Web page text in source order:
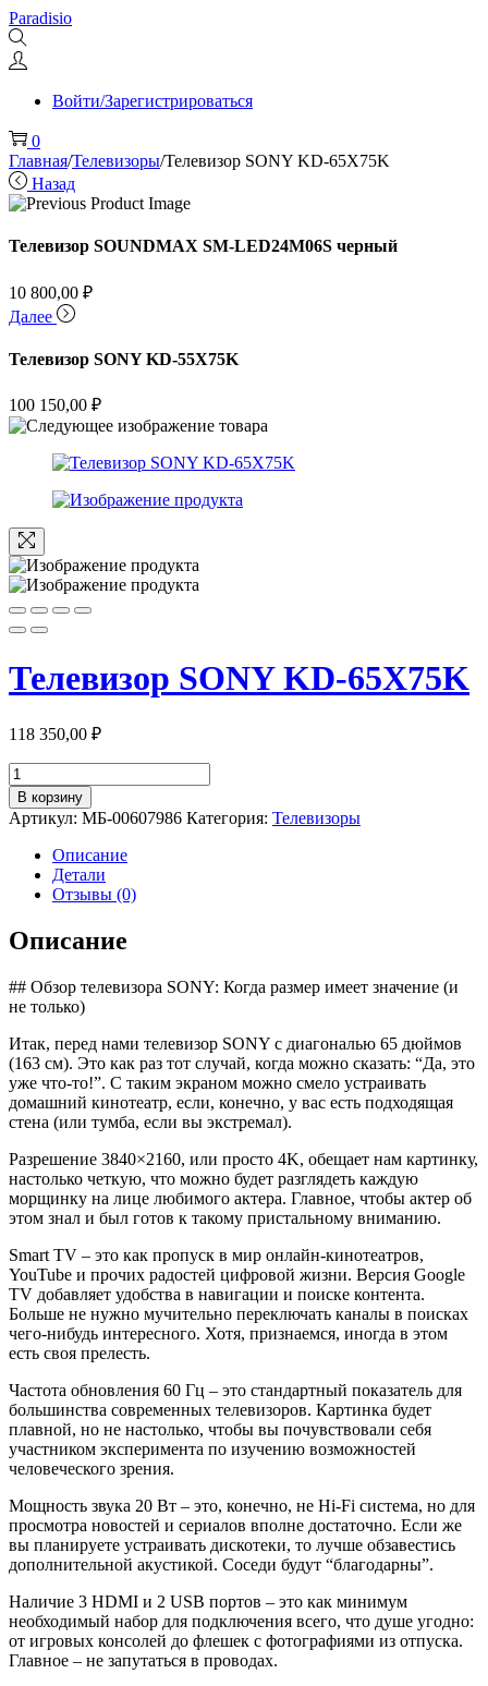
Перейти
к
навигации
Перейти
к
содержимому
Paradisio
Войти/Зарегистрироваться
0
Главная/Телевизоры/Телевизор SONY KD-65X75K
Назад
Телевизор SOUNDMAX SM-LED24M06S черный
10 800,00 ₽
Далее
Телевизор SONY KD-55X75K
100 150,00 ₽
Телевизор SONY KD-65X75K
118 350,00 ₽
Количество
товара
Телевизор
SONY
KD-
65X75K
В корзину
Артикул: МБ-00607986 Категория: Телевизоры
Описание
Детали
Отзывы (0)
Описание
## Обзор телевизора SONY: Когда размер имеет значение (и
не только)
Итак, перед нами телевизор SONY с диагональю 65 дюймов
(163 см). Это как раз тот случай, когда можно сказать: “Да, это
уже что-то!”. С таким экраном можно смело устраивать
домашний кинотеатр, если, конечно, у вас есть подходящая
стена (или тумба, если вы экстремал).
Разрешение 3840×2160, или просто 4K, обещает нам картинку,
настолько четкую, что можно будет разглядеть каждую
морщинку на лице любимого актера. Главное, чтобы актер об
этом знал и был готов к такому пристальному вниманию.
Smart TV – это как пропуск в мир онлайн-кинотеатров,
YouTube и прочих радостей цифровой жизни. Версия Google
TV добавляет удобства в навигации и поиске контента.
Больше не нужно мучительно переключать каналы в поисках
чего-нибудь интересного. Хотя, признаемся, иногда в этом
есть своя прелесть.
Частота обновления 60 Гц – это стандартный показатель для
большинства современных телевизоров. Картинка будет
плавной, но не настолько, чтобы вы почувствовали себя
участником эксперимента по изучению возможностей
человеческого зрения.
Мощность звука 20 Вт – это, конечно, не Hi-Fi система, но для
просмотра новостей и сериалов вполне достаточно. Если же
вы планируете устраивать дискотеки, то лучше обзавестись
дополнительной акустикой. Соседи будут “благодарны”.
Наличие 3 HDMI и 2 USB портов – это как минимум
необходимый набор для подключения всего, что душе угодно:
от игровых консолей до флешек с фотографиями из отпуска.
Главное – не запутаться в проводах.